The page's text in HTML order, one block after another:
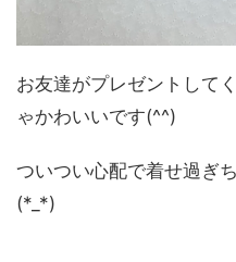
お友達がプレゼントして
ゃかわいいです(^^)
ついつい心配で着せ過ぎ
(*_*)